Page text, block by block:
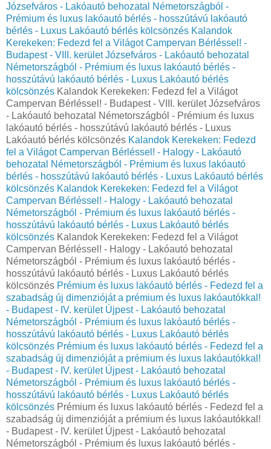
Józsefváros - Lakóautó behozatal Németországból -
Prémium és luxus lakóautó bérlés - hosszútávú lakóautó
bérlés - Luxus Lakóautó bérlés kölcsönzés Kalandok
Kerekeken: Fedezd fel a Világot Campervan Bérléssel! -
Budapest - VIII. kerület Józsefváros - Lakóautó behozatal
Németországból - Prémium és luxus lakóautó bérlés -
hosszútávú lakóautó bérlés - Luxus Lakóautó bérlés
kölcsönzés Kalandok Kerekeken: Fedezd fel a Világot
Campervan Bérléssel! - Budapest - VIII. kerület Józsefváros
- Lakóautó behozatal Németországból - Prémium és luxus
lakóautó bérlés - hosszútávú lakóautó bérlés - Luxus
Lakóautó bérlés kölcsönzés Kalandok Kerekeken: Fedezd
fel a Világot Campervan Bérléssel! - Halogy - Lakóautó
behozatal Németországból - Prémium és luxus lakóautó
bérlés - hosszútávú lakóautó bérlés - Luxus Lakóautó bérlés
kölcsönzés Kalandok Kerekeken: Fedezd fel a Világot
Campervan Bérléssel! - Halogy - Lakóautó behozatal
Németországból - Prémium és luxus lakóautó bérlés -
hosszútávú lakóautó bérlés - Luxus Lakóautó bérlés
kölcsönzés Kalandok Kerekeken: Fedezd fel a Világot
Campervan Bérléssel! - Halogy - Lakóautó behozatal
Németországból - Prémium és luxus lakóautó bérlés -
hosszútávú lakóautó bérlés - Luxus Lakóautó bérlés
kölcsönzés Prémium és luxus lakóautó bérlés - Fedezd fel a
szabadság új dimenzióját a prémium és luxus lakóautókkal!
- Budapest - IV. kerület Újpest - Lakóautó behozatal
Németországból - Prémium és luxus lakóautó bérlés -
hosszútávú lakóautó bérlés - Luxus Lakóautó bérlés
kölcsönzés Prémium és luxus lakóautó bérlés - Fedezd fel a
szabadság új dimenzióját a prémium és luxus lakóautókkal!
- Budapest - IV. kerület Újpest - Lakóautó behozatal
Németországból - Prémium és luxus lakóautó bérlés -
hosszútávú lakóautó bérlés - Luxus Lakóautó bérlés
kölcsönzés Prémium és luxus lakóautó bérlés - Fedezd fel a
szabadság új dimenzióját a prémium és luxus lakóautókkal!
- Budapest - IV. kerület Újpest - Lakóautó behozatal
Németországból - Prémium és luxus lakóautó bérlés -